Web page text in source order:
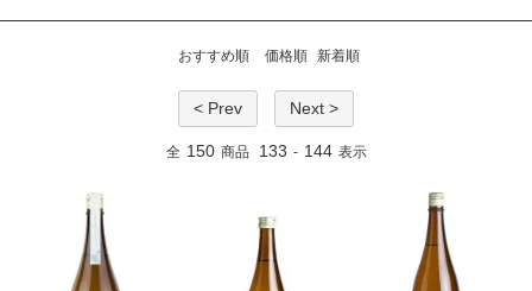
おすすめ順 価格順 新着順
< Prev Next >
全 150 商品 133 - 144 表示